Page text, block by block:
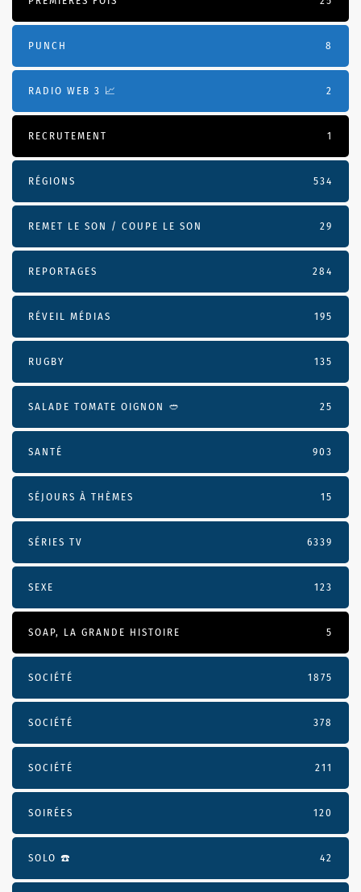
PUNCH 8
RADIO WEB 3 📈 2
RECRUTEMENT 1
RÉGIONS 534
REMET LE SON / COUPE LE SON 29
REPORTAGES 284
RÉVEIL MÉDIAS 195
RUGBY 135
SALADE TOMATE OIGNON 🥙 25
SANTÉ 903
SÉJOURS À THÈMES 15
SÉRIES TV 6339
SEXE 123
SOAP, LA GRANDE HISTOIRE 5
SOCIÉTÉ 1875
SOCIÉTÉ 378
SOCIÉTÉ 211
SOIRÉES 120
SOLO ☎️ 42